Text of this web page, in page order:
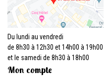
Du lundi au vendredi
de 8h30 à 12h30 et 14h00 à 19h00
et le samedi de 8h30 à 18h00
Mon compte